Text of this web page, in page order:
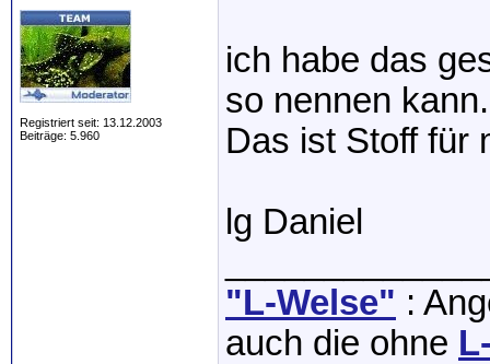
Registriert seit: 13.12.2003
Beiträge: 5.960
ich habe das
so nennen kann.
Das ist Stoff für
lg Daniel
"L-Welse" :
auch die ohne